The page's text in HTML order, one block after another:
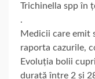
Trichinella spp în
.
Medicii care emit
raporta cazurile,
Evoluția bolii
durată între 2 și